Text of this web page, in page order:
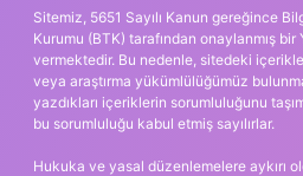
Sitemiz, 5651 Sayılı Kanun gereğince
Kurumu (BTK) tarafından onaylanmış bir
vermektedir. Bu nedenle, sitedeki
veya araştırma yükümlülüğümüz
yazdıkları içeriklerin sorumluluğunu
bu sorumluluğu kabul etmiş sayılırlar.
Hukuka ve yasal düzenlemelere aykırı